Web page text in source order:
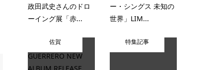
政田武史さんのドロ
ーイング展「赤...
ー・シングス 未知の
世界」LIM...
佐賀 特集記事